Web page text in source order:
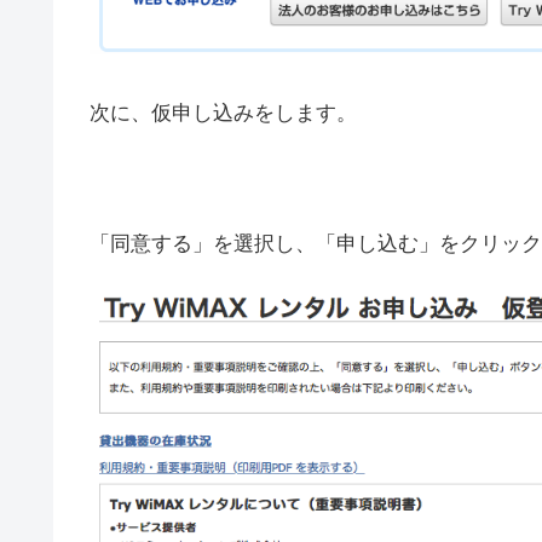
次に、仮申し込みをします。
「同意する」を選択し、「申し込む」をクリッ